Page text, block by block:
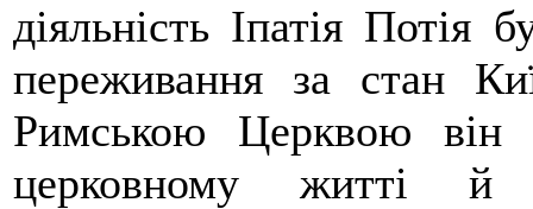
діяльність Іпатія Потія
переживання за стан
Римською Церквою він
церковному житті й